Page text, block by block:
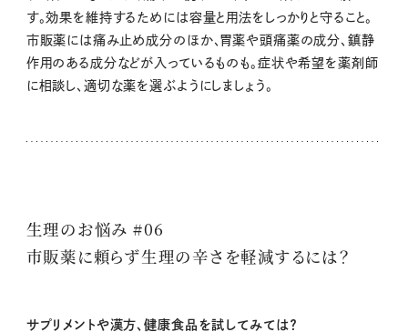
す。効果を維持するためには容量と用法をしっかりと守ること。
市販薬には痛み止め成分のほか、胃薬や頭痛薬の成分、鎮静
作用のある成分などが入っているものも。症状や希望を薬剤師
に相談し、適切な薬を選ぶようにしましょう。
生理のお悩み #06
市販薬に頼らず生理の辛さを軽減するには？
サプリメントや漢方、健康食品を試してみては？